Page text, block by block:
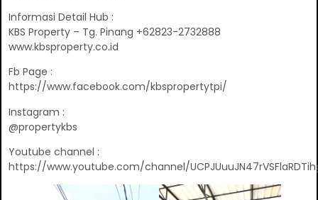
Informasi Detail Hub :
KBS Property – Tg. Pinang +62823-2732888
www.kbsproperty.co.id
Fb Page :
https://www.facebook.com/kbspropertytpi/
Instagram :
@propertykbs
Youtube channel :
https://www.youtube.com/channel/